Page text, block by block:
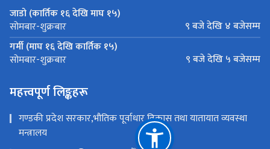
जाडो (कार्तिक १६ देखि माघ १५)
सोमबार-शुक्रबार
९ बजे देखि ४ बजेसम्म
गर्मी (माघ १६ देखि कार्तिक १५)
सोमबार-शुक्रबार ९ बजे देखि ५ बजेसम्म
महत्त्वपूर्ण लिङ्कहरू
गण्डकी प्रदेश सरकार,भौतिक पूर्वाधार विकास तथा यातायात व्यवस्था
मन्त्रालय